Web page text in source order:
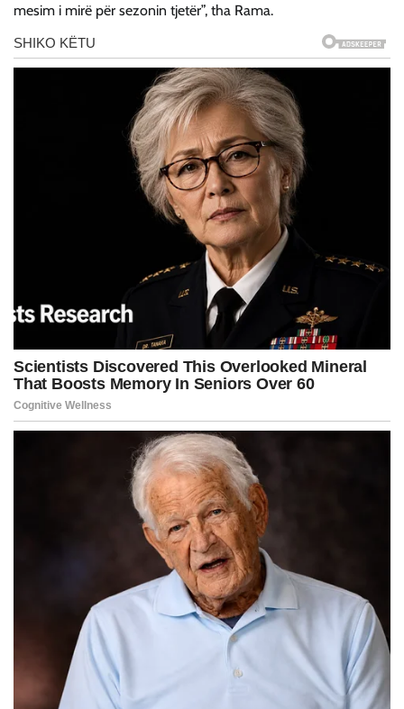
mesim i mirë për sezonin tjetër”, tha Rama.